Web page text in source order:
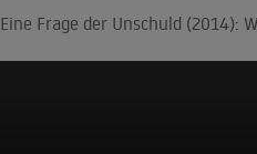
Eine Frage der Unschuld (2014):